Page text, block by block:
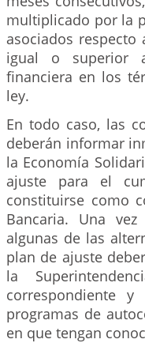
multiplicado por la
asociados
igual o superior
financiera en los
ley.
En todo caso, las
deberán informar
la Economía
ajuste para el
constituirse como
Bancaria. Una
algunas de las
plan de ajuste
la
correspondiente
programas de
en que tengan